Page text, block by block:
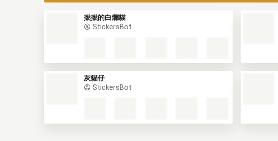
撚撚的白爛貓
StickersBot
灰貓仔
StickersBot